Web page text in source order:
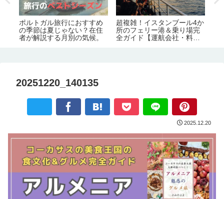
ポルトガル旅行におすすめ
の季節は夏じゃない？在住
者が解説する月別の気候。
超複雑！イスタンブール4か
所のフェリー港＆乗り場完
全ガイド【運航会社・料
20251220_140135
2025.12.20